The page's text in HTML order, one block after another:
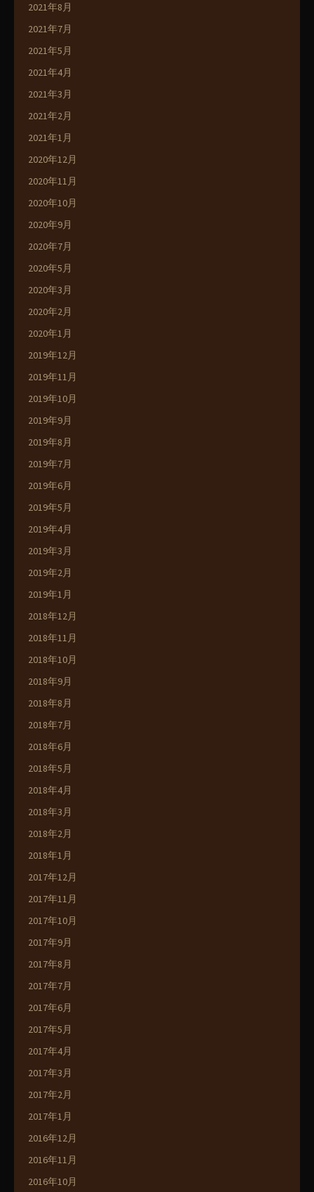
2021年8月
2021年7月
2021年5月
2021年4月
2021年3月
2021年2月
2021年1月
2020年12月
2020年11月
2020年10月
2020年9月
2020年7月
2020年5月
2020年3月
2020年2月
2020年1月
2019年12月
2019年11月
2019年10月
2019年9月
2019年8月
2019年7月
2019年6月
2019年5月
2019年4月
2019年3月
2019年2月
2019年1月
2018年12月
2018年11月
2018年10月
2018年9月
2018年8月
2018年7月
2018年6月
2018年5月
2018年4月
2018年3月
2018年2月
2018年1月
2017年12月
2017年11月
2017年10月
2017年9月
2017年8月
2017年7月
2017年6月
2017年5月
2017年4月
2017年3月
2017年2月
2017年1月
2016年12月
2016年11月
2016年10月